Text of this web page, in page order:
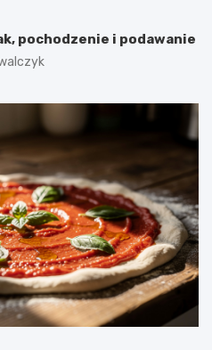
pochodzenie i podawanie